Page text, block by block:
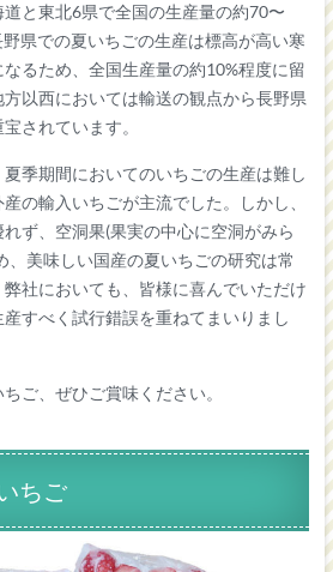
と東北6県で全国の生産量の約70〜
県での夏いちごの生産は標高が高い寒
るため、全国生産量の約10%程度に留
以西においては輸送の観点から長野県
されています。
季期間においてのいちごの生産は難し
の輸入いちごが主流でした。しかし、
ず、空洞果(果実の中心に空洞がみら
、美味しい国産の夏いちごの研究は常
社においても、皆様に喜んでいただけ
すべく試行錯誤を重ねてまいりまし
ご、ぜひご賞味ください。
ちご